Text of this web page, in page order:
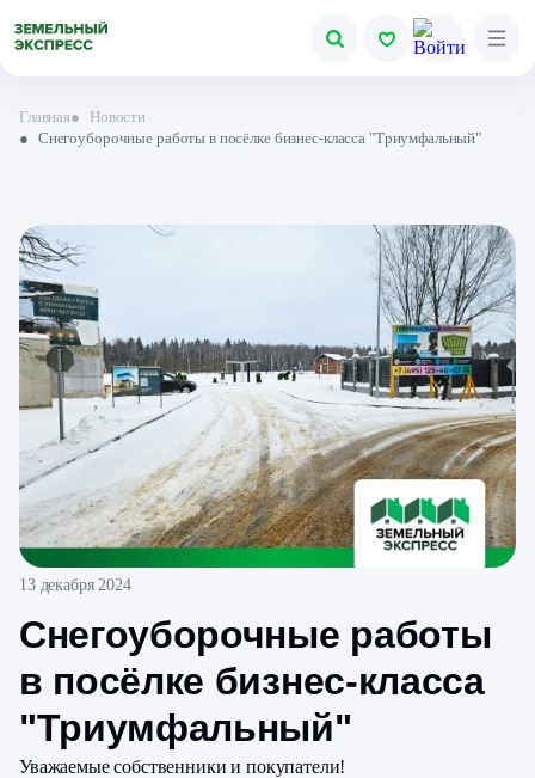
Главная●
Новости
● Снегоуборочные работы в посёлке бизнес-класса "Триумфальный"
13 декабря 2024
Снегоуборочные работы
в посёлке бизнес-класса
"Триумфальный"
Уважаемые собственники и покупатели!